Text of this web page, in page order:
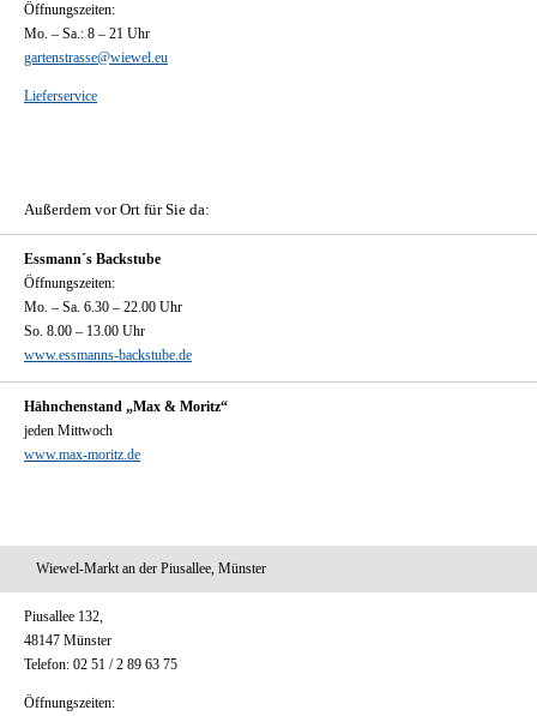
Öffnungszeiten:
Mo. – Sa.: 8 – 21 Uhr
gartenstrasse@wiewel.eu
Lieferservice
Außerdem vor Ort für Sie da:
Essmann´s Backstube
Öffnungszeiten:
Mo. – Sa. 6.30 – 22.00 Uhr
So. 8.00 – 13.00 Uhr
www.essmanns-backstube.de
Hähnchenstand „Max & Moritz“
jeden Mittwoch
www.max-moritz.de
Wiewel-Markt an der Piusallee, Münster
Piusallee 132,
48147 Münster
Telefon: 02 51 / 2 89 63 75
Öffnungszeiten: